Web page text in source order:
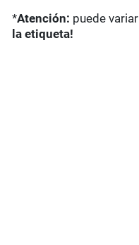
*Atención: puede
la etiqueta!